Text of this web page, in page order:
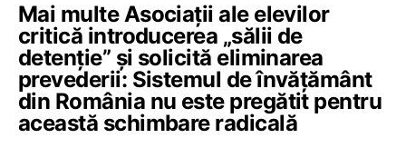
Mai multe Asociații ale elevilor
critică introducerea „sălii de
detenție” și solicită eliminarea
prevederii: Sistemul de învățământ
din România nu este pregătit pentru
această schimbare radicală